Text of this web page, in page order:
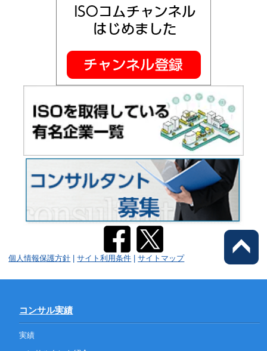
個人情報保護方針 |サイト利用条件 |サイトマップ
コンサル実績
実績